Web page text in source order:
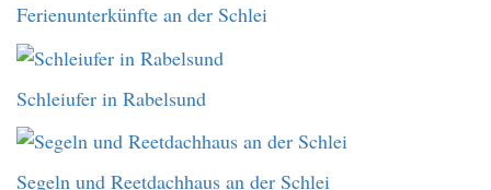
Ferienunterkünfte an der Schlei
Schleiufer in Rabelsund
Segeln und Reetdachhaus an der Schlei